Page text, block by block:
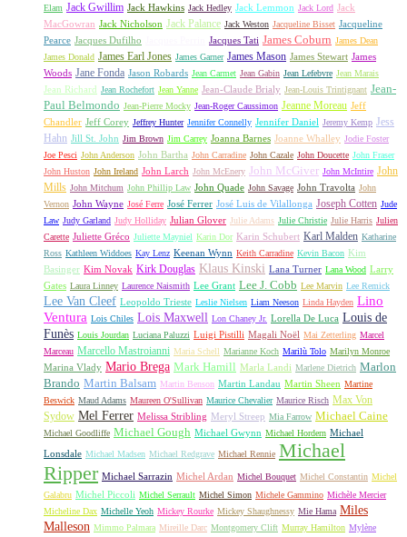
Elam Jack Gwillim Jack Hawkins Jack Hedley Jack Lemmon Jack Lord Jack
MacGowran Jack Nicholson Jack Palance Jack Weston Jacqueline Bisset Jacqueline
Pearce Jacques Dufilho Jacques Tati James Coburn James Dean
James Donald James Earl Jones James Garner James Mason James Stewart James
Woods Jane Fonda Jason Robards Jean Carmet Jean Gabin Jean Lefebvre Jean Marais
Jean Richard Jean Rochefort Jean Yanne Jean-Claude Brialy Jean-Louis Trintignant Jean-
Paul Belmondo Jean-Pierre Mocky Jean-Roger Caussimon Jeanne Moreau Jeff
Chandler Jeff Corey Jeffrey Hunter Jennifer Connelly Jennifer Daniel Jeremy Kemp Jess
Hahn Jill St. John Jim Brown Jim Carrey Joanna Barnes Joanne Whalley Jodie Foster
Joe Pesci John Anderson John Bartha John Carradine John Cazale John Doucette John Fraser
John Huston John Ireland John Larch John McEnery John McGiver John McIntire John
Mills John Mitchum John Phillip Law John Quade John Savage John Travolta John
Vernon John Wayne José Ferre José Ferrer José Luis de Vilallonga Joseph Cotten Jude
Law Judy Garland Judy Holliday Julian Glover Julie Adams Julie Christie Julie Harris Julien
Carette Juliette Gréco Juliette Mayniel Karin Dor Karin Schubert Karl Malden Katharine
Ross Kathleen Widdoes Kay Lenz Keenan Wynn Keith Carradine Kevin Bacon Kim
Basinger Kim Novak Kirk Douglas Klaus Kinski Lana Turner Lana Wood Larry
Gates Laura Linney Laurence Naismith Lee Grant Lee J. Cobb Lee Marvin Lee Remick
Lee Van Cleef Leopoldo Trieste Leslie Nielsen Liam Neeson Linda Hayden Lino
Ventura Lois Chiles Lois Maxwell Lon Chaney Jr. Lorella De Luca Louis de
Funès Louis Jourdan Luciana Paluzzi Luigi Pistilli Magali Noël Mai Zetterling Marcel
Marceau Marcello Mastroianni Maria Schell Marianne Koch Marilù Tolo Marilyn Monroe
Marina Vlady Mario Brega Mark Hamill Marla Landi Marlene Dietrich Marlon
Brando Martin Balsam Martin Benson Martin Landau Martin Sheen Martine
Beswick Maud Adams Maureen O'Sullivan Maurice Chevalier Maurice Risch Max Von
Sydow Mel Ferrer Melissa Stribling Meryl Streep Mia Farrow Michael Caine
Michael Goodliffe Michael Gough Michael Gwynn Michael Hordern Michael
Lonsdale Michael Madsen Michael Redgrave Michael Rennie Michael
Ripper Michael Sarrazin Michel Ardan Michel Bouquet Michel Constantin Michel
Galabru Michel Piccoli Michel Serrault Michel Simon Michele Gammino Michèle Mercier
Micheline Dax Michelle Yeoh Mickey Rourke Mickey Shaughnessy Mie Hama Miles
Malleson Mimmo Palmara Mireille Darc Montgomery Clift Murray Hamilton Mylène